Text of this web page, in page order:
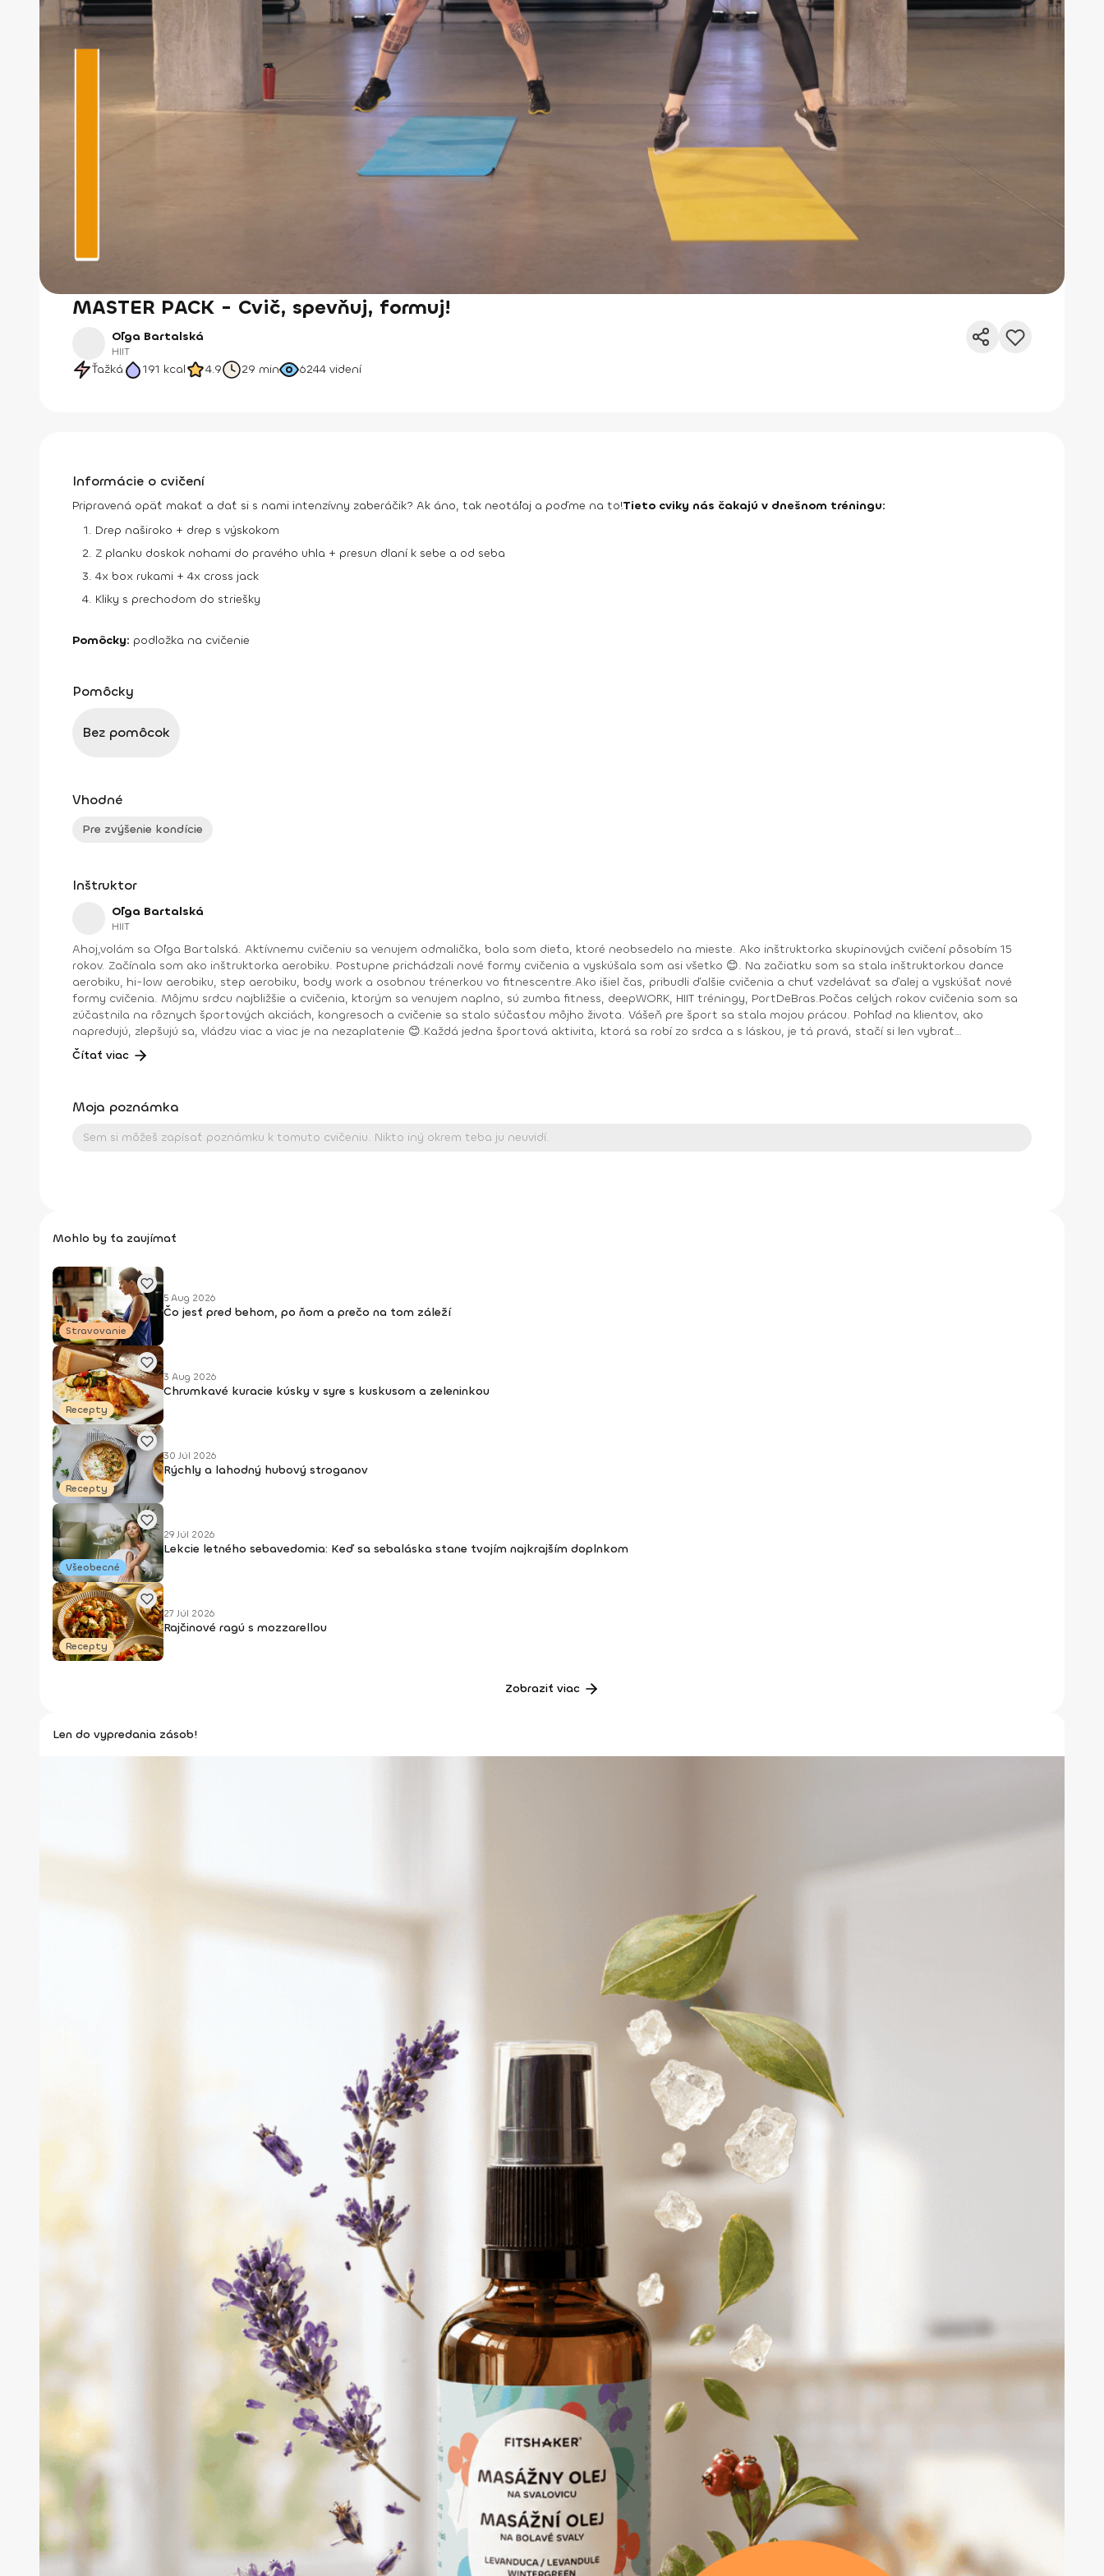
MASTER PACK - Cvič, spevňuj, formuj!
Oľga Bartalská
HIIT
Ťažká 191 kcal 4.9 29 min 6244 videní
Informácie o cvičení
Pripravená opäť makať a dať si s nami intenzívny zaberáčik? Ak áno, tak neotáľaj a poďme na to!Tieto cviky nás čakajú v dnešnom tréningu:
Drep naširoko + drep s výskokom
Z planku doskok nohami do pravého uhla + presun dlaní k sebe a od seba
4x box rukami + 4x cross jack
Kliky s prechodom do striešky
Pomôcky: podložka na cvičenie
Pomôcky
Bez pomôcok
Vhodné
Pre zvýšenie kondície
Inštruktor
Oľga Bartalská
HIIT
Ahoj,volám sa Oľga Bartalská. Aktívnemu cvičeniu sa venujem odmalička, bola som dieťa, ktoré neobsedelo na mieste. Ako inštruktorka skupinových cvičení pôsobím 15
rokov. Začínala som ako inštruktorka aerobiku. Postupne prichádzali nové formy cvičenia a vyskúšala som asi všetko 😊. Na začiatku som sa stala inštruktorkou dance
aerobiku, hi-low aerobiku, step aerobiku, body work a osobnou trénerkou vo fitnescentre.Ako išiel čas, pribudli ďalšie cvičenia a chuť vzdelávať sa ďalej a vyskúšať nové
formy cvičenia. Môjmu srdcu najbližšie a cvičenia, ktorým sa venujem naplno, sú zumba fitness, deepWORK, HIIT tréningy, PortDeBras.Počas celých rokov cvičenia som sa
zúčastnila na rôznych športových akciách, kongresoch a cvičenie sa stalo súčasťou môjho života. Vášeň pre šport sa stala mojou prácou. Pohľad na klientov, ako
napredujú, zlepšujú sa, vládzu viac a viac je na nezaplatenie 😊.Každá jedna športová aktivita, ktorá sa robí zo srdca a s láskou, je tá pravá, stačí si len vybrať
:).Dosiahnuté vzdelanie: IFFA licencia B, Dance aerobik, Hi-low aerobik,Funky aerobik, Step aerobik, Latino aerobik, Body Work FACE –Bosu ZUMBA FITNES – B1, B2, Zumba
Čítať viac
Moja poznámka
Mohlo by ťa zaujímať
Stravovanie
5 Aug 2026
Čo jesť pred behom, po ňom a prečo na tom záleží
Recepty
3 Aug 2026
Chrumkavé kuracie kúsky v syre s kuskusom a zeleninkou
Recepty
30 Júl 2026
Rýchly a lahodný hubový stroganov
Všeobecné
29 Júl 2026
Lekcie letného sebavedomia: Keď sa sebaláska stane tvojím najkrajším doplnkom
Recepty
27 Júl 2026
Rajčinové ragú s mozzarellou
Zobraziť viac
Len do vypredania zásob!